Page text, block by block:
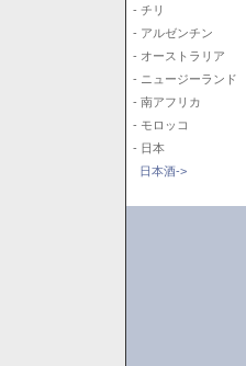
- チリ
- アルゼンチン
- オーストラリア
- ニュージーランド
- 南アフリカ
- モロッコ
- 日本
日本酒->